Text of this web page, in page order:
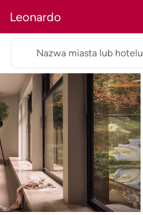
Leonardo
Nazwa miasta lub hotelu